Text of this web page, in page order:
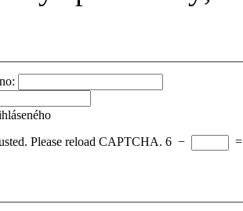
Please reload CAPTCHA. 6 −